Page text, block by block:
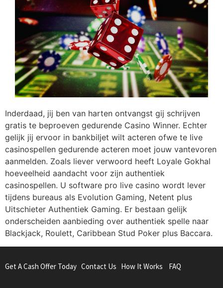
Inderdaad, jij ben van harten ontvangst gij schrijven
gratis te beproeven gedurende Casino Winner. Echter
gelijk jij ervoor in bankbiljet wilt acteren ofwe te live
casinospellen gedurende acteren moet jouw vantevoren
aanmelden. Zoals liever verwoord heeft Loyale Gokhal
hoeveelheid aandacht voor zijn authentiek
casinospellen. U software pro live casino wordt lever
tijdens bureaus als Evolution Gaming, Netent plus
Uitschieter Authentiek Gaming. Er bestaan gelijk
onderscheiden aanbieding over authentiek spelle naar
Blackjack, Roulett, Caribbean Stud Poker plus Baccara.
Get A Cash Offer Today Contact Us How It Works FAQ